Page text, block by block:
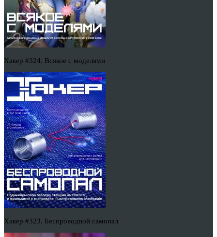
Хакер #324. Всякое с моделями
Хакер #323. Беспроводной самопал